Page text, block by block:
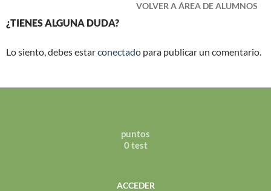
VOLVER A ÁREA DE ALUMNOS
¿TIENES ALGUNA DUDA?
Lo siento, debes estarconectado para publicar un comentario.
puntos
0 test
ACCEDER